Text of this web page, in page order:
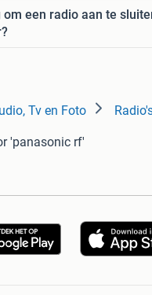
een radio aan te
Tv en Foto
'panasonic rf'